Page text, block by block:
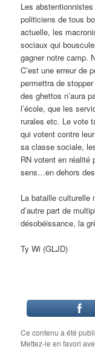
Les
politiciens de tous
actuelle, les
sociaux qui
gagner notre camp.
C’est une erreur de
permettra de
des ghettos n’aura
l’école, que les
rurales etc. Le vote
qui votent contre
sa classe sociale,
RN votent en réalité
sens…en dehors
La bataille culturelle
d’autre part de
désobéissance, la
Ty Wi (GLJD)
Ce contenu a été
Mettez-le en favori